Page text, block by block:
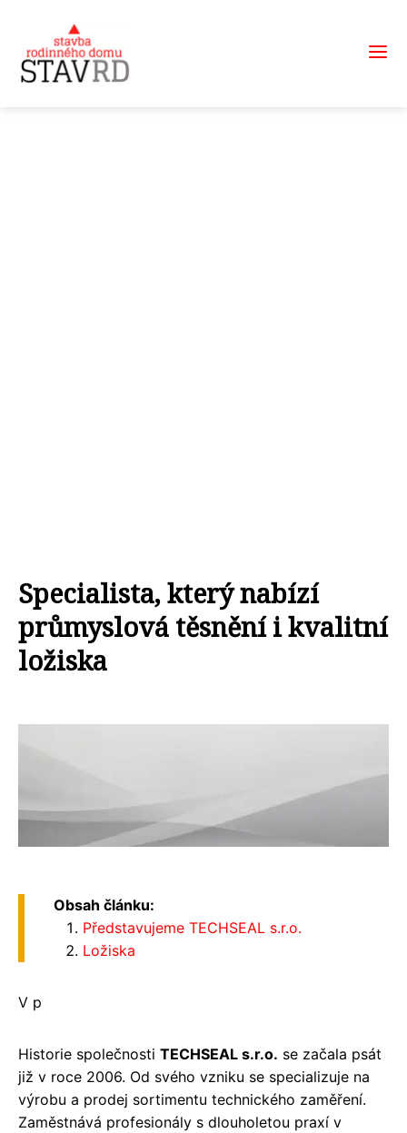
Specialista, který nabízí
průmyslová těsnění i kvalitní
ložiska
Obsah článku:
Představujeme TECHSEAL s.r.o.
Ložiska
V p
Historie společnosti TECHSEAL s.r.o. se začala psát
již v roce 2006. Od svého vzniku se specializuje na
výrobu a prodej sortimentu technického zaměření.
Zaměstnává profesionály s dlouholetou praxí v